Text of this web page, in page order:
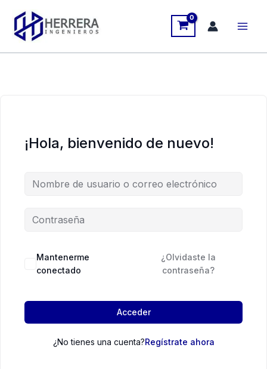
contenido
¡Hola, bienvenido de nuevo!
Mantenerme
conectado
¿Olvidaste la
contraseña?
Acceder
¿No tienes una cuenta?Regístrate ahora